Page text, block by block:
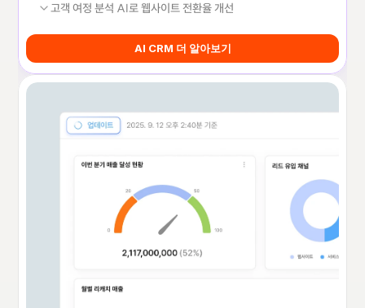
고객 여정 분석 AI로 웹사이트 전환율 개선
AI CRM 더 알아보기